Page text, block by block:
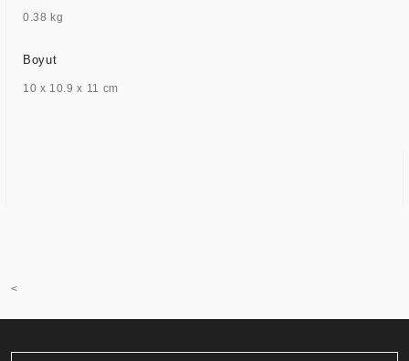
0.38 kg
Boyut
10 x 10.9 x 11 cm
<